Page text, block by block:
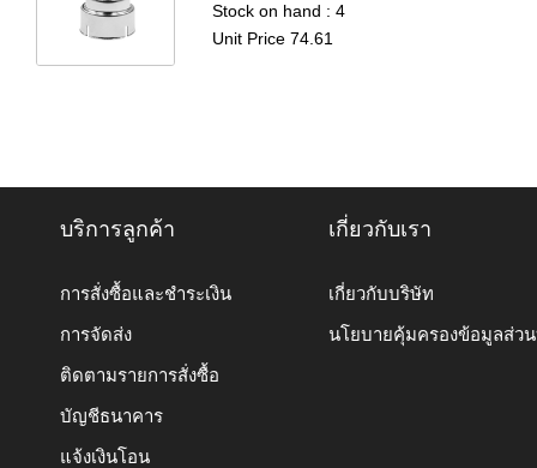
Stock on hand : 4
Unit Price 74.61
บริการลูกค้า
การสั่งซื้อและชำระเงิน
การจัดส่ง
ติดตามรายการสั่งซื้อ
บัญชีธนาคาร
แจ้งเงินโอน
เกี่ยวกับเรา
เกี่ยวกับบริษัท
นโยบายคุ้มครองข้อมูลส่ว